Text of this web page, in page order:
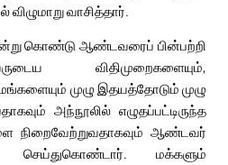
வாசித்தார்.
கொண்டு ஆண்டவரைப் பின்பற்றி
விதிமுறைகளையும்,
முழு இதயத்தோடும் முழு
அந்நூலில் எழுதப்பட்டிருந்த
நிறைவேற்றுவதாகவும் ஆண்டவர்
செய்துகொண்டார். மக்களும்